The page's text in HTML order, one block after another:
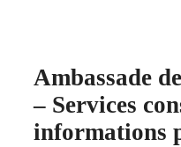
Ambassade
– Services
informations